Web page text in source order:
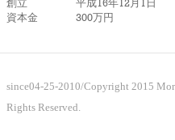
創立
平成16年12月1日
資本金
300万円
since04-25-2010/Copyright 2015
Rights Reserved.